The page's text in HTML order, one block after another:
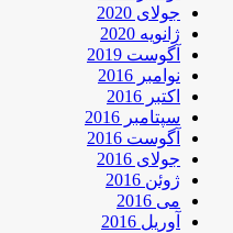
جولای 2020
ژانویه 2020
آگوست 2019
نوامبر 2016
اکتبر 2016
سپتامبر 2016
آگوست 2016
جولای 2016
ژوئن 2016
می 2016
آوریل 2016